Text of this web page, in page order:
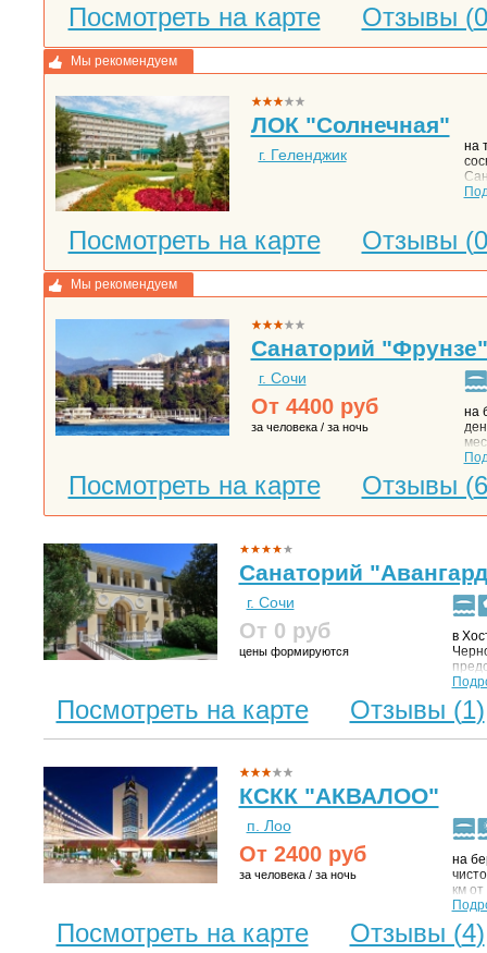
Посмотреть на карте Отзывы (0
Мы рекомендуем
ЛОК "Солнечная"
г. Геленджик
на
Посмотреть на карте Отзывы (0
Мы рекомендуем
Санаторий "Фрунзе"
г. Сочи
От 4400руб
за человека / за ночь
на
км
от
Посмотреть на карте Отзывы (6
Санаторий
г. Сочи
От 0 руб
цены формируются
в
Посмотреть на карте Отзывы (1)
КСКК "АКВАЛОО"
п. Лоо
От 2400руб
за человека / за ночь
на
км
в ~
Посмотреть на карте Отзывы (4)